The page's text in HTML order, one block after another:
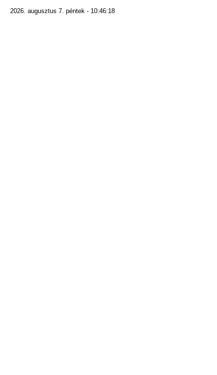
2026. augusztus 7. péntek - 10:46:18